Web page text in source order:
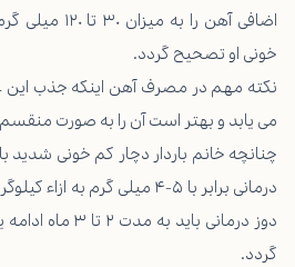
اضافی آهن را
خونی او تصحیح گردد.
نکته مهم در مصرف آهن اینکه جذب این
می یابد و بهتر است آن را به صورت
چنانچه خانم باردار دچار کم خونی شدید
درمانی برابر با ۵-۴ میلی گرم
دوز درمانی باید
گردد.